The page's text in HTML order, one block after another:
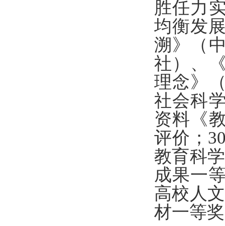
胜任力
均衡发
溯》（
社）、
理念》
社会科
资料《
评价；
教育科
成果一
高校人
材一等